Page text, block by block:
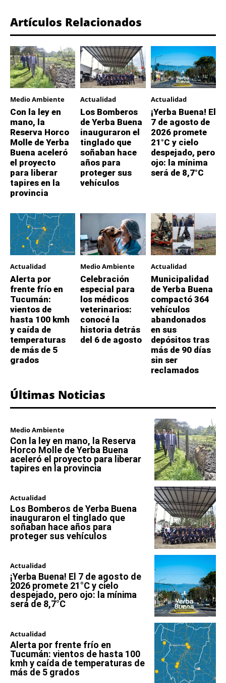
Artículos Relacionados
Medio Ambiente
Con la ley en
mano, la
Reserva Horco
Molle de Yerba
Buena aceleró
el proyecto
para liberar
tapires en la
provincia
Actualidad
Los Bomberos
de Yerba Buena
inauguraron el
tinglado que
soñaban hace
años para
proteger sus
vehículos
Actualidad
¡Yerba Buena! El
7 de agosto de
2026 promete
21°C y cielo
despejado, pero
ojo: la mínima
será de 8,7°C
Actualidad
Alerta por
frente frío en
Tucumán:
vientos de
hasta 100 kmh
y caída de
temperaturas
de más de 5
grados
Medio Ambiente
Celebración
especial para
los médicos
veterinarios:
conocé la
historia detrás
del 6 de agosto
Actualidad
Municipalidad
de Yerba Buena
compactó 364
vehículos
abandonados
en sus
depósitos tras
más de 90 días
sin ser
reclamados
Últimas Noticias
Medio Ambiente
Con la ley en mano, la Reserva
Horco Molle de Yerba Buena
aceleró el proyecto para liberar
tapires en la provincia
Actualidad
Los Bomberos de Yerba Buena
inauguraron el tinglado que
soñaban hace años para
proteger sus vehículos
Actualidad
¡Yerba Buena! El 7 de agosto de
2026 promete 21°C y cielo
despejado, pero ojo: la mínima
será de 8,7°C
Actualidad
Alerta por frente frío en
Tucumán: vientos de hasta 100
kmh y caída de temperaturas de
más de 5 grados